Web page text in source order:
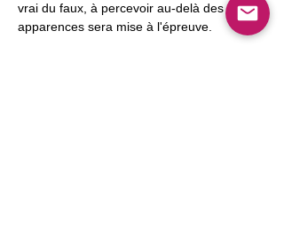
vrai du faux, à percevoir au-delà des
apparences sera mise à l'épreuve.